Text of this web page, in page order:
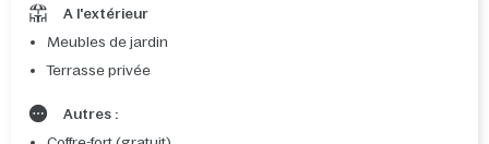
A l'extérieur
Meubles de jardin
Terrasse privée
Autres :